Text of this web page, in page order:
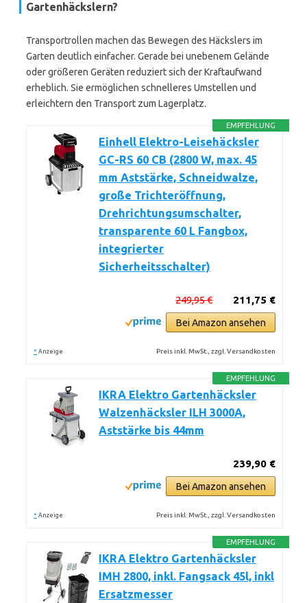
Gartenhäckslern?
Transportrollen machen das Bewegen des Häckslers im
Garten deutlich einfacher. Gerade bei unebenem Gelände
oder größeren Geräten reduziert sich der Kraftaufwand
erheblich. Sie ermöglichen schnelleres Umstellen und
erleichtern den Transport zum Lagerplatz.
EMPFEHLUNG
Einhell Elektro-Leisehäcksler
GC-RS 60 CB (2800 W, max. 45
mm Aststärke, Schneidwalze,
große Trichteröffnung,
Drehrichtungsumschalter,
transparente 60 L Fangbox,
integrierter
Sicherheitsschalter)
211,75 €
249,95 €
Bei Amazon ansehen
* Anzeige Preis inkl. MwSt., zzgl. Versandkosten
EMPFEHLUNG
IKRA Elektro Gartenhäcksler
Walzenhäcksler ILH 3000A,
Aststärke bis 44mm
239,90 €
Bei Amazon ansehen
* Anzeige Preis inkl. MwSt., zzgl. Versandkosten
EMPFEHLUNG
IKRA Elektro Gartenhäcksler
IMH 2800, inkl. Fangsack 45l, inkl
Ersatzmesser